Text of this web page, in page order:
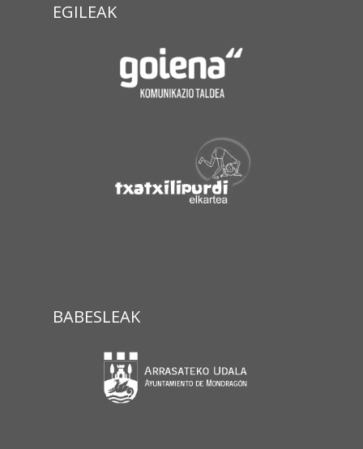
EGILEAK
BABESLEAK